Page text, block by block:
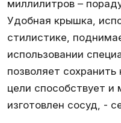
миллилитров –
Удобная крышка,
стилистике,
использовании
позволяет
цели способствует и
изготовлен сосуд, -